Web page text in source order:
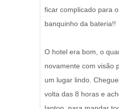
ficar complicado para
banquinho da bateria!!
O hotel era bom, o
novamente com visão
um lugar lindo.
volta das 8 horas e